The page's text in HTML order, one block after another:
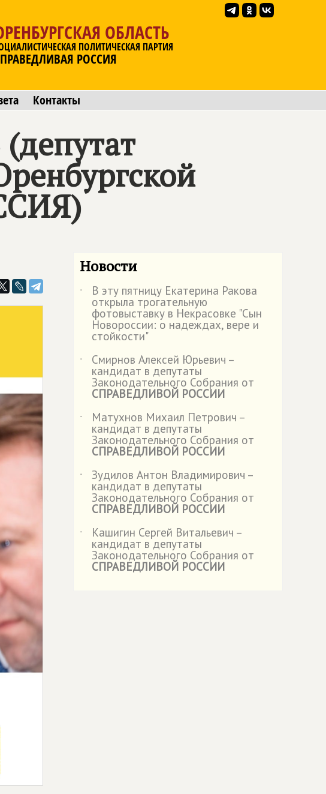
ОБЛАСТЬ
ПОЛИТИЧЕСКАЯ ПАРТИЯ
РОССИЯ
Контакты
)
Новости
˙ В эту пятницу Екатерина Ракова
открыла трогательную
фотовыставку в Некрасовке "Сын
Новороссии: о надеждах, вере и
стойкости"
˙
Смирнов Алексей Юрьевич –
кандидат в депутаты
Законодательного Собрания от
СПРАВЕДЛИВОЙ РОССИИ
˙
Матухнов Михаил Петрович –
кандидат в депутаты
Законодательного Собрания от
СПРАВЕДЛИВОЙ РОССИИ
˙
Зудилов Антон Владимирович –
кандидат в депутаты
Законодательного Собрания от
СПРАВЕДЛИВОЙ РОССИИ
˙
Кашигин Сергей Витальевич –
кандидат в депутаты
Законодательного Собрания от
СПРАВЕДЛИВОЙ РОССИИ